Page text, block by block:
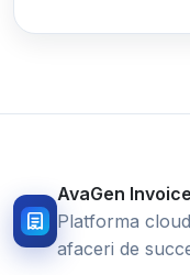
AvaGen Invoice
Platforma
afaceri de